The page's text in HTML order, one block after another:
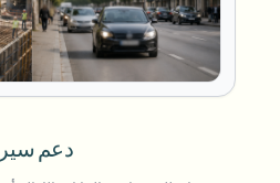
دعم سير